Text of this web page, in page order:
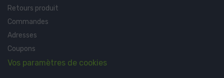
Retours produit
Commandes
Adresses
Coupons
Vos paramètres de cookies